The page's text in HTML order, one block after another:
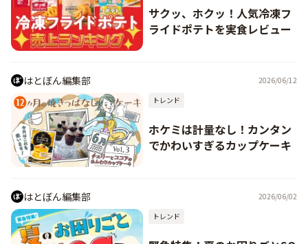
サクッ、ホクッ！人気冷凍フ
ライドポテトを実食レビュー
はとぼん編集部
2026/06/12
トレンド
ホケミは計量なし！カンタン
でかわいすぎるカップケーキ
はとぼん編集部
2026/06/02
トレンド